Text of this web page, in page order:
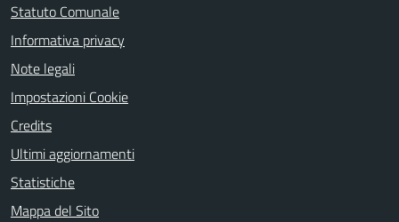
Statuto Comunale
Informativa privacy
Note legali
Impostazioni Cookie
Credits
Ultimi aggiornamenti
Statistiche
Mappa del Sito